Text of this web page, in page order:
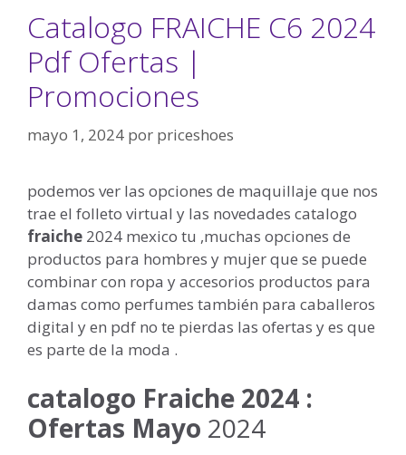
Catalogo FRAICHE C6 2024
Pdf Ofertas |
Promociones
mayo 1, 2024 por priceshoes
podemos ver las opciones de maquillaje que nos
trae el folleto virtual y las novedades catalogo
fraiche 2024 mexico tu ,muchas opciones de
productos para hombres y mujer que se puede
combinar con ropa y accesorios productos para
damas como perfumes también para caballeros
digital y en pdf no te pierdas las ofertas y es que
es parte de la moda .
catalogo Fraiche 2024 :
Ofertas Mayo 2024